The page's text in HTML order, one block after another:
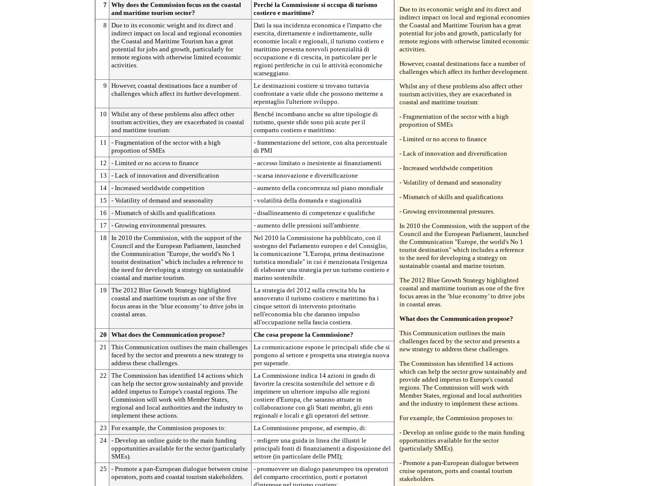
7 Why does the Commission focus on the coastal
and maritime tourism sector?
Perché la Commissione si occupa di turismo
costiero e marittimo?
8
Due to its economic weight and its direct and
indirect impact on local and regional economies
the Coastal and Maritime Tourism has a great
potential for jobs and growth, particularly for
remote regions with otherwise limited economic
activities.
Dati la sua incidenza economica e l'impatto che
esercita, direttamente e indirettamente, sulle
economie locali e regionali, il turismo costiero e
marittimo presenta notevoli potenzialità di
occupazione e di crescita, in particolare per le
regioni periferiche in cui le attività economiche
scarseggiano.
9
However, coastal destinations face a number of
challenges which affect its further development.
Le destinazioni costiere si trovano tuttavia
confrontate a varie sfide che possono metterne a
repentaglio l'ulteriore sviluppo.
10
Whilst any of these problems also affect other
tourism activities, they are exacerbated in coastal
and maritime tourism:
Benché incombano anche su altre tipologie di
turismo, queste sfide sono più acute per il
comparto costiero e marittimo:
11
- Fragmentation of the sector with a high
proportion of SMEs
- frammentazione del settore, con alta percentuale
di PMI
12
- Limited or no access to finance
- accesso limitato o inesistente ai finanziamenti
13
- Lack of innovation and diversification
- scarsa innovazione e diversificazione
14 - Increased worldwide competition
- aumento della concorrenza sul piano mondiale
15
- Volatility of demand and seasonality
- volatilità della domanda e stagionalità
16
- Mismatch of skills and qualifications
- disallineamento di competenze e qualifiche
17
- Growing environmental pressures.
- aumento delle pressioni sull'ambiente.
18
In 2010 the Commission, with the support of the
Council and the European Parliament, launched
the Communication "Europe, the world's No 1
tourist destination" which includes a reference to
the need for developing a strategy on sustainable
coastal and marine tourism.
Nel 2010 la Commissione ha pubblicato, con il
sostegno del Parlamento europeo e del Consiglio,
la comunicazione "L'Europa, prima destinazione
turistica mondiale" in cui è menzionata l'esigenza
di elaborare una strategia per un turismo costiero e
marino sostenibile.
19
The 2012 Blue Growth Strategy highlighted
coastal and maritime tourism as one of the five
focus areas in the ‘blue economy’ to drive jobs in
coastal areas.
La strategia del 2012 sulla crescita blu ha
annoverato il turismo costiero e marittimo fra i
cinque settori di intervento prioritario
nell'economia blu che daranno impulso
all'occupazione nella fascia costiera.
20
What does the Communication propose?
Che cosa propone la Commissione?
21
This Communication outlines the main challenges
faced by the sector and presents a new strategy to
address these challenges.
La comunicazione espone le principali sfide che si
pongono al settore e prospetta una strategia nuova
per superarle.
22
The Commission has identified 14 actions which
can help the sector grow sustainably and provide
added impetus to Europe's coastal regions. The
Commission will work with Member States,
regional and local authorities and the industry to
implement these actions.
La Commissione indica 14 azioni in grado di
favorire la crescita sostenibile del settore e di
imprimere un ulteriore impulso alle regioni
costiere d'Europa, che saranno attuate in
collaborazione con gli Stati membri, gli enti
regionali e locali e gli operatori del settore.
23
For example, the Commission proposes to:
La Commissione propone, ad esempio, di:
24 - Develop an online guide to the main funding
opportunities available for the sector (particularly
SMEs).
- redigere una guida in linea che illustri le
principali fonti di finanziamenti a disposizione del
settore (in particolare delle PMI);
25
- Promote a pan-European dialogue between cruise
operators, ports and coastal tourism stakeholders.
- promuovere un dialogo paneuropeo tra operatori
del comparto croceristico, porti e portatori
Due to its economic weight and its direct and
indirect impact on local and regional economies
the Coastal and Maritime Tourism has a great
potential for jobs and growth, particularly for
remote regions with otherwise limited economic
activities.
However, coastal destinations face a number of
challenges which affect its further development.
Whilst any of these problems also affect other
tourism activities, they are exacerbated in
coastal and maritime tourism:
- Fragmentation of the sector with a high
proportion of SMEs
- Limited or no access to finance
- Lack of innovation and diversification
- Increased worldwide competition
- Volatility of demand and seasonality
- Mismatch of skills and qualifications
- Growing environmental pressures.
In 2010 the Commission, with the support of the
Council and the European Parliament, launched
the Communication "Europe, the world's No 1
tourist destination" which includes a reference
to the need for developing a strategy on
sustainable coastal and marine tourism.
The 2012 Blue Growth Strategy highlighted
coastal and maritime tourism as one of the five
focus areas in the ‘blue economy’ to drive jobs
in coastal areas.
What does the Communication propose?
This Communication outlines the main
challenges faced by the sector and presents a
new strategy to address these challenges.
The Commission has identified 14 actions
which can help the sector grow sustainably and
provide added impetus to Europe's coastal
regions. The Commission will work with
Member States, regional and local authorities
and the industry to implement these actions.
For example, the Commission proposes to:
- Develop an online guide to the main funding
opportunities available for the sector
(particularly SMEs).
- Promote a pan-European dialogue between
cruise operators, ports and coastal tourism
stakeholders.